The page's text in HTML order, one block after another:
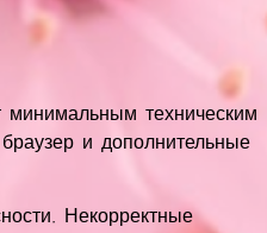
минимальным техническим
и дополнительные
Некорректные